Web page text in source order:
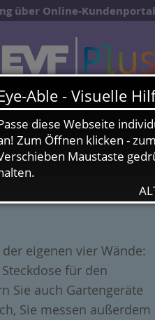
über Online-Kundenportal
eigenen vier Wände:
für den
Sie auch Gartengeräte
Sie messen außerdem